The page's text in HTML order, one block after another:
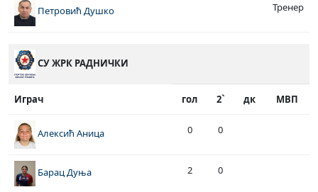
Петровић Душко Тренер
СУ ЖРК РАДНИЧКИ
Играч гол 2` дк МВП
Алексић Аница 0 0
Барац Дуња 2 0